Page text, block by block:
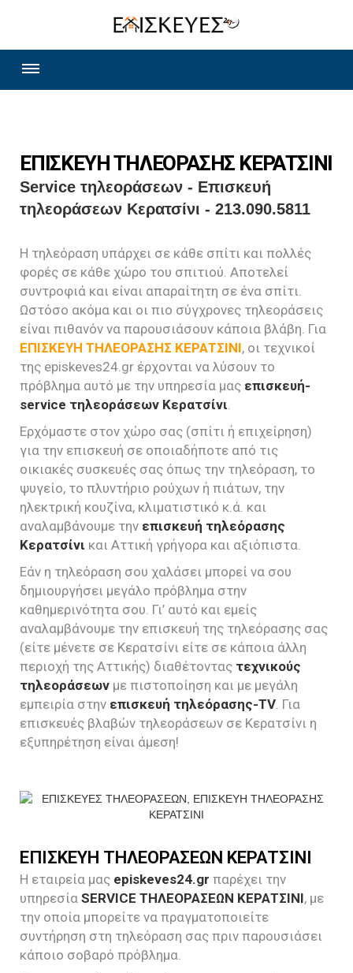
ΕΠΙΣΚΕΥΗ ΤΗΛΕΟΡΑΣΗΣ ΚΕΡΑΤΣΙΝΙ
Service τηλεοράσεων - Επισκευή
τηλεοράσεων Κερατσίνι - 213.090.5811
Η τηλεόραση υπάρχει σε κάθε σπίτι και πολλές
φορές σε κάθε χώρο του σπιτιού. Αποτελεί
συντροφιά και είναι απαραίτητη σε ένα σπίτι.
Ωστόσο ακόμα και οι πιο σύγχρονες τηλεοράσεις
είναι πιθανόν να παρουσιάσουν κάποια βλάβη. Για
ΕΠΙΣΚΕΥΗ ΤΗΛΕΟΡΑΣΗΣ ΚΕΡΑΤΣΙΝΙ, οι τεχνικοί
της episkeves24.gr έρχονται να λύσουν το
πρόβλημα αυτό με την υπηρεσία μας επισκευή-
service τηλεοράσεων Κερατσίνι
Ερχόμαστε στον χώρο σας (σπίτι ή επιχείρηση)
για την επισκευή σε οποιαδήποτε από τις
οικιακές συσκευές σας όπως την τηλεόραση, το
ψυγείο, το πλυντήριο ρούχων ή πιάτων, την
ηλεκτρική κουζίνα, κλιματιστικό κ.ά. και
αναλαμβάνουμε την επισκευή τηλεόρασης
Κερατσίνι και Αττική γρήγορα και αξιόπιστα.
Εάν η τηλεόραση σου χαλάσει μπορεί να σου
δημιουργήσει μεγάλο πρόβλημα στην
καθημερινότητα σου. Γι’ αυτό και εμείς
αναλαμβάνουμε την επισκευή της τηλεόρασης σας
(είτε μένετε σε Κερατσίνι είτε σε κάποια άλλη
περιοχή της Αττικής) διαθέτοντας τεχνικούς
τηλεοράσεων με πιστοποίηση και με μεγάλη
εμπειρία στην επισκευή τηλεόρασης-TV . Για
επισκευές βλαβών τηλεοράσεων σε Κερατσίνι η
εξυπηρέτηση είναι άμεση!
ΕΠΙΣΚΕΥΗ ΤΗΛΕΟΡΑΣΕΩΝ ΚΕΡΑΤΣΙΝΙ
Η εταιρεία μας episkeves24.gr παρέχει την
υπηρεσία SERVICE ΤΗΛΕΟΡΑΣΕΩΝ ΚΕΡΑΤΣΙΝΙ, με
την οποία μπορείτε να πραγματοποιείτε
συντήρηση στη τηλεόραση σας πριν παρουσιάσει
κάποιο σοβαρό πρόβλημα.